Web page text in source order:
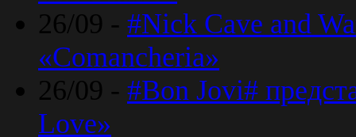
26/09 - #Nick Cave and
«Comancheria»
26/09 - #Bon Jovi#
Love»